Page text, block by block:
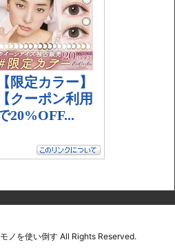
モノを使い倒す All Rights Reserved.